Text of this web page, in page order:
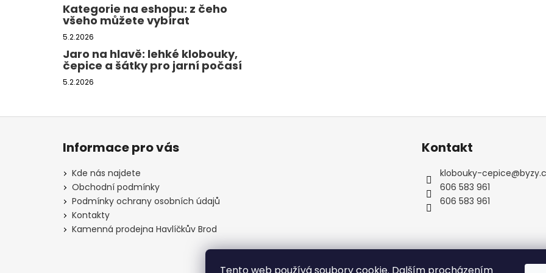
Kategorie na eshopu: z čeho
všeho můžete vybírat
5.2.2026
Jaro na hlavě: lehké klobouky,
čepice a šátky pro jarní počasí
5.2.2026
Z
Informace pro vás
Kde nás najdete
Obchodní podmínky
Podmínky ochrany osobních údajů
Kontakty
Kamenná prodejna Havlíčkův Brod
Kontakt
klobouky-cepice@
606 583 961
606 583 961